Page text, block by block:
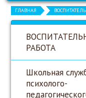
ГЛАВНАЯ
РАБОТА
Школьная
психолого-